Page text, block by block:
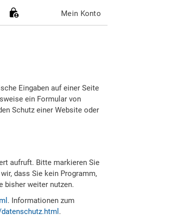
Mein Konto
Eingaben auf einer Seite
ein Formular von
Schutz einer Website oder
aufruft. Bitte markieren Sie
dass Sie kein Programm,
bisher weiter nutzen.
. Informationen zum
.